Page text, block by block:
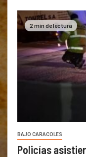
2 min de lectura
BAJO CARACOLES
Policías